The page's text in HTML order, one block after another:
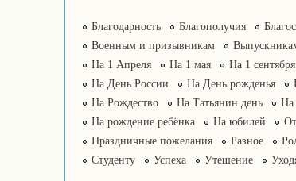
Благодарность Благополучия
Военным и призывникам
На 1 Апреля
На 1 мая На 1 сентября
На День России
На День рожденья
На Рождество
На Татьянин день На
На рождение ребёнка
На юбилей
Праздничные пожелания
Разное
Студенту
Успеха Утешение